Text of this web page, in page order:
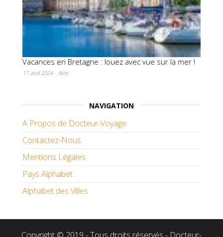
Vacances en Bretagne : louez avec vue sur la mer !
17 avril 2024 Non
NAVIGATION
A Propos de Docteur-Voyage
Contactez-Nous
Mentions Légales
Pays Alphabet
Alphabet des Villes